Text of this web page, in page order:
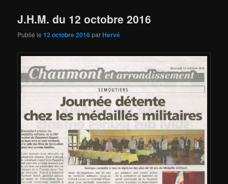
J.H.M. du 12 octobre 2016
Publié le12 octobre 2016parHervé